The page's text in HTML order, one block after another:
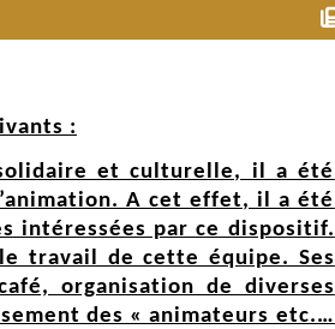
:
et culturelle, il a été
A cet effet, il a été
intéressées par ce dispositif.
travail de cette équipe. Ses
organisation de diverses
des « animateurs etc.…